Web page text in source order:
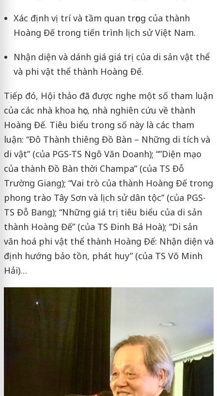
Xác định vị trí và tầm quan trọng của thành
Hoàng Đế trong tiến trình lịch sử Việt Nam.
Nhận diện và dánh giá giá trị của di sản vật thể
và phi vật thể thành Hoàng Đế.
Tiếp đó, Hội thảo đã được nghe một số tham luận
của các nhà khoa học, nhà nghiên cứu về thành
Hoàng Đế. Tiêu biểu trong số này là các tham
luận: “Đô Thành thiêng Đồ Bàn – Những di tích và
di vật” (của PGS-TS Ngô Văn Doanh); “”Diện mạo
của thành Đồ Bàn thời Champa” (của TS Đỗ
Trường Giang); “Vai trò của thành Hoàng Đế trong
phong trào Tây Sơn và lịch sử dân tộc” (của PGS-
TS Đỗ Bang); “Những giá trị tiêu biểu của di sản
thành Hoàng Đế” (của TS Đinh Bá Hoà); “Di sản
văn hoá phi vật thể thành Hoàng Đế: Nhận diện và
định hướng bảo tồn, phát huy” (của TS Võ Minh
Hải)…